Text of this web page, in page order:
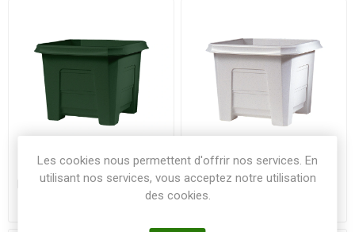
Bac FLORAL 20 x 20 x 16.5 -
3,7 L - Vert sapin NON
Bac FLORAL 25 x 25 x 20.5 -
6 L - Blanc - C40 - L'unité
Les cookies nous permettent d'offrir nos services. En
utilisant nos services, vous acceptez notre utilisation
des cookies.